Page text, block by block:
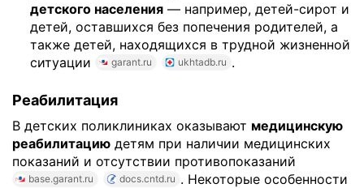
детского населения — например, детей-сирот и
детей, оставшихся без попечения родителей, а
также детей, находящихся в трудной жизненной
ситуации
garant.ru ukhtadb.ru .
Реабилитация
В детских поликлиниках оказывают медицинскую
реабилитацию детям при наличии медицинских
показаний и отсутствии противопоказаний
base.garant.ru docs.cntd.ru . Некоторые особенности